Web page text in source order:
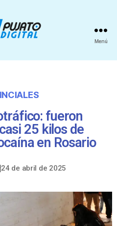
Menú
fueron
25 kilos de
en Rosario
24 de abril de 2025